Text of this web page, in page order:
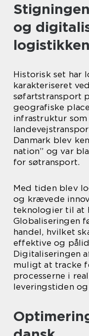
og
logistikken
Historisk set har
karakteriseret
søfartstransport
geografiske
infrastruktur
Danmark blev
nation” og var
for søtransport.
Med tiden blev
og krævede
teknologier til at
Globaliseringen
handel, hvilket
effektive og
Digitaliseringen
muligt at tracke
processerne i
leveringstiden